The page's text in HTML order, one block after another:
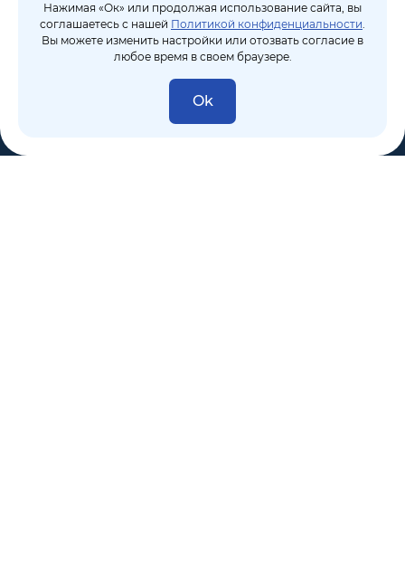
Нажимая «Ок» или продолжая использование сайта, вы
соглашаетесь с нашей Политикой конфиденциальности.
Вы можете изменить настройки или отозвать согласие в
любое время в своем браузере.
Ok